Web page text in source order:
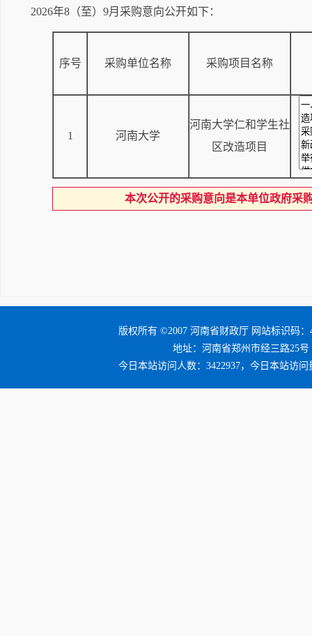
2026年8（至）9月采购意向公开如下：
序号 采购单位名称 采购项目名称
1 河南大学
河南大学仁和学生社
区改造项目
本次公开的采购意向是本单位政府采
版权所有 ©2007 河南省财政厅 网站标识码：
地址：河南省郑州市经三路25号
今日本站访问人数：3422937，今日本站访问